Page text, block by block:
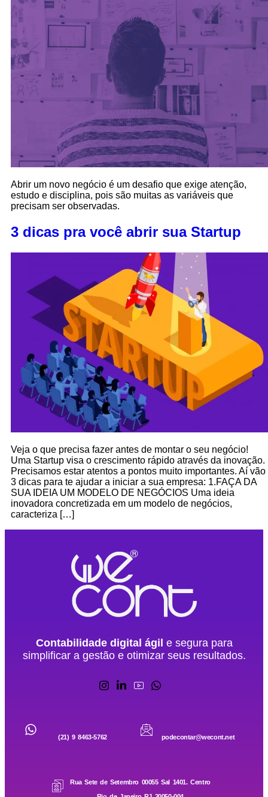
Abrir um novo negócio é um desafio que exige atenção,
estudo e disciplina, pois são muitas as variáveis que
precisam ser observadas.
3 dicas pra você abrir sua Startup
Veja o que precisa fazer antes de montar o seu negócio!
Uma Startup visa o crescimento rápido através da inovação.
Precisamos estar atentos a pontos muito importantes. Aí vão
3 dicas para te ajudar a iniciar a sua empresa: 1.FAÇA DA
SUA IDEIA UM MODELO DE NEGÓCIOS Uma ideia
inovadora concretizada em um modelo de negócios,
caracteriza […]
Contabilidade digital ágil e segura para
simplificar a gestão e otimizar seus resultados.
(21) 9 8463-5762 podecontar@wecont.net
Rua Sete de Setembro 00055 Sal 1401. Centro